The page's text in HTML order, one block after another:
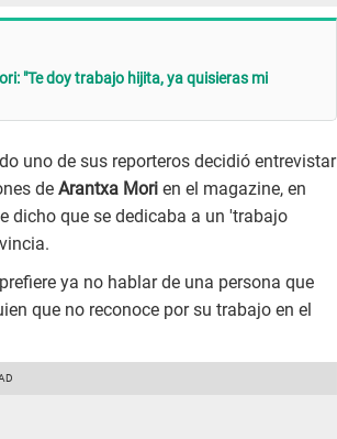
"Te doy trabajo hijita, ya quisieras mi
uno de sus reporteros decidió entrevistar
de Arantxa Mori en el magazine, en
dicho que se dedicaba a un 'trabajo
ya no hablar de una persona que
que no reconoce por su trabajo en el